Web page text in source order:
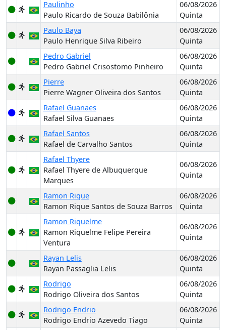
Paulinho
Paulo Ricardo de Souza Babilônia
06/08/2026
Quinta
Paulo Baya
Paulo Henrique Silva Ribeiro
06/08/2026
Quinta
Pedro Gabriel
Pedro Gabriel Crisostomo Pinheiro
06/08/2026
Quinta
Pierre
Pierre Wagner Oliveira dos Santos
06/08/2026
Quinta
Rafael Guanaes
Rafael Silva Guanaes
06/08/2026
Quinta
Rafael Santos
Rafael de Carvalho Santos
06/08/2026
Quinta
Rafael Thyere
Rafael Thyere de Albuquerque
Marques
06/08/2026
Quinta
Ramon Rique
Ramon Rique Santos de Souza Barros
06/08/2026
Quinta
Ramon Riquelme
Ramon Riquelme Felipe Pereira
Ventura
06/08/2026
Quinta
Rayan Lelis
Rayan Passaglia Lelis
06/08/2026
Quinta
Rodrigo
Rodrigo Oliveira dos Santos
06/08/2026
Quinta
Rodrigo Endrio
Rodrigo Endrio Azevedo Tiago
06/08/2026
Quinta